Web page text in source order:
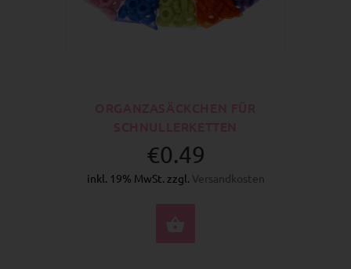
€0.49
inkl. 19% MwSt. zzgl. Versandkosten